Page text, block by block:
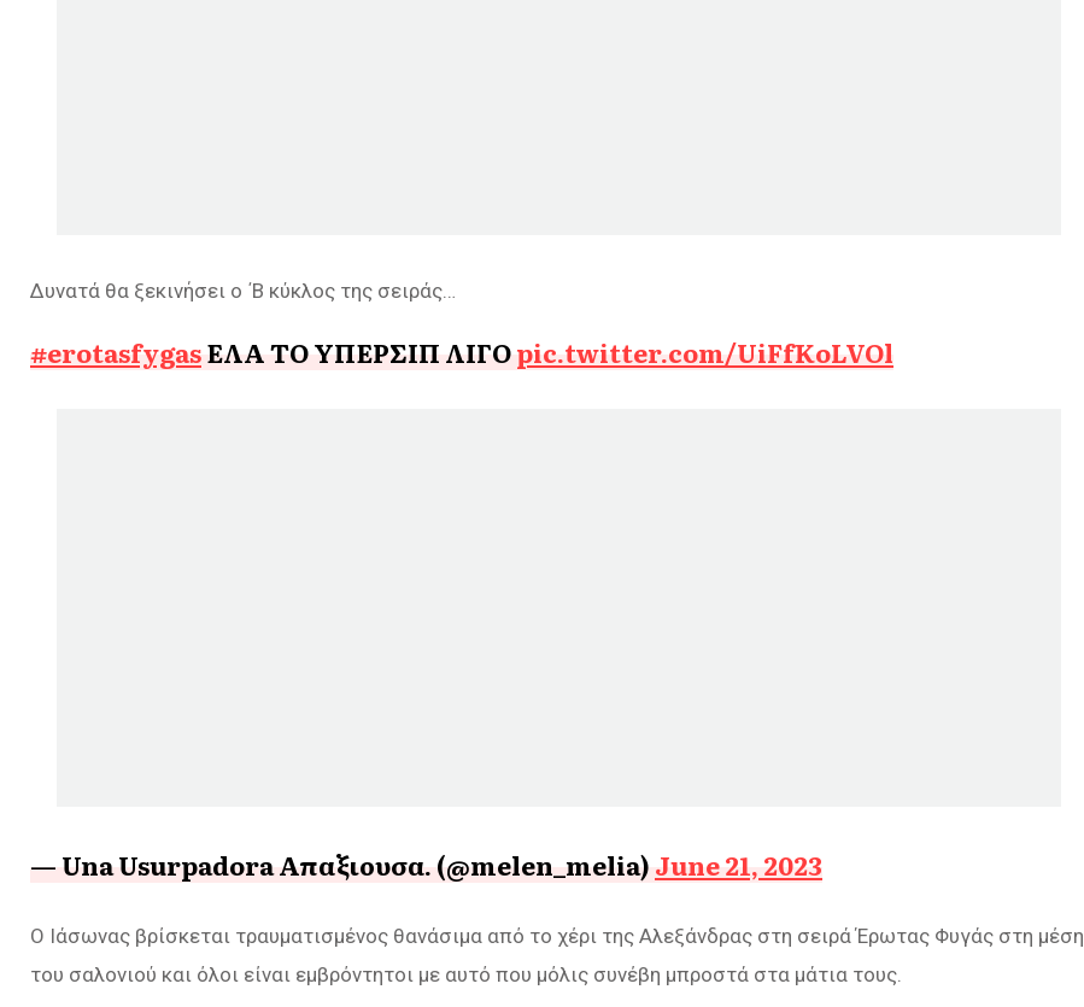
Δυνατά θα ξεκινήσει ο ΄Β κύκλος της σειράς…
#erotasfygasΕΛΑ ΤΟ ΥΠΕΡΣΙΠ ΛΙΓΟpic.twitter.com/UiFfKoLVOl
— Una Usurpadora Απαξιουσα. (@melen_melia)June 21, 2023
Ο Ιάσωνας βρίσκεται τραυματισμένος θανάσιμα από το χέρι της Αλεξάνδρας στη σειρά Έρωτας Φυγάς στη μέση
του σαλονιού και όλοι είναι εμβρόντητοι με αυτό που μόλις συνέβη μπροστά στα μάτια τους.